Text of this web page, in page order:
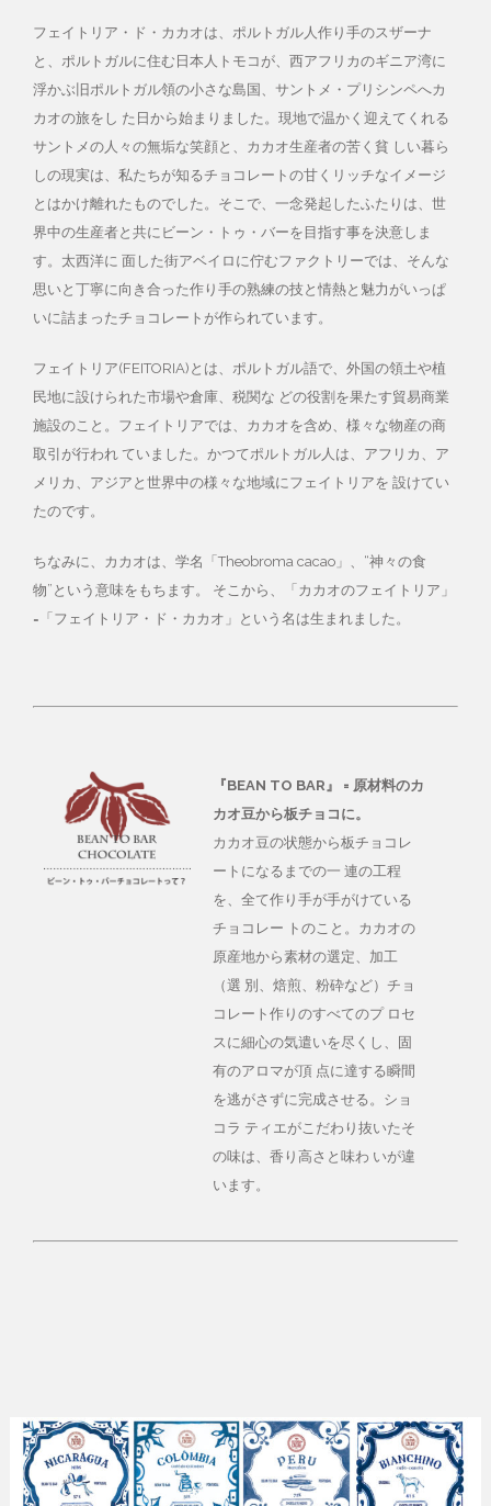
フェイトリア・ド・カカオは、ポルトガル人作り手のスザーナ
と、ポルトガルに住む日本人トモコが、西アフリカのギニア湾に
浮かぶ旧ポルトガル領の小さな島国、サントメ・プリシンペへカ
カオの旅をし た日から始まりました。現地で温かく迎えてくれる
サントメの人々の無垢な笑顔と、カカオ生産者の苦く貧 しい暮ら
しの現実は、私たちが知るチョコレートの甘くリッチなイメージ
とはかけ離れたものでした。そこで、一念発起したふたりは、世
界中の生産者と共にビーン・トゥ・バーを目指す事を決意しま
す。太西洋に 面した街アベイロに佇むファクトリーでは、そんな
思いと丁寧に向き合った作り手の熟練の技と情熱と魅力がいっぱ
いに詰まったチョコレートが作られています。
フェイトリア(FEITORIA)とは、ポルトガル語で、外国の領土や植
民地に設けられた市場や倉庫、税関な どの役割を果たす貿易商業
施設のこと。フェイトリアでは、カカオを含め、様々な物産の商
取引が行われ ていました。かつてポルトガル人は、アフリカ、ア
メリカ、アジアと世界中の様々な地域にフェイトリアを 設けてい
たのです。
ちなみに、カカオは、学名「Theobroma cacao」、“神々の食
物”という意味をもちます。 そこから、「カカオのフェイトリア」
=「フェイトリア・ド・カカオ」という名は生まれました。
『BEAN TO BAR』 = 原材料のカ
カオ豆から板チョコに。
カカオ豆の状態から板チョコレ
ートになるまでの一 連の工程
を、全て作り手が手がけている
チョコレー トのこと。カカオの
原産地から素材の選定、加工
（選 別、焙煎、粉砕など）チョ
コレート作りのすべてのプ ロセ
スに細心の気遣いを尽くし、固
有のアロマが頂 点に達する瞬間
を逃がさずに完成させる。ショ
コラ ティエがこだわり抜いたそ
の味は、香り高さと味わ いが違
います。